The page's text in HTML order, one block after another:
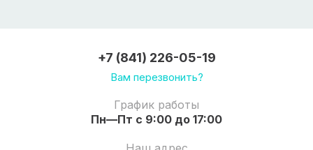
+7 (841) 226-05-19
Вам перезвонить?
График работы
Пн—Пт с 9:00 до 17:00